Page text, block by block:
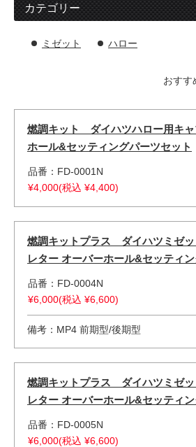
カテゴリー
ミゼット ハロー
おすす
燃調キット ダイハツハロー用キャ
ホール&セッティングパーツセット
品番：FD-0001N
¥4,000(税込 ¥4,400)
燃調キットプラス ダイハツミゼッ
レター オーバーホール&セッティ
品番：FD-0004N
¥6,000(税込 ¥6,600)
備考：MP4 前期型/後期型
燃調キットプラス ダイハツミゼッ
レター オーバーホール&セッティ
品番：FD-0005N
¥6,000(税込 ¥6,600)